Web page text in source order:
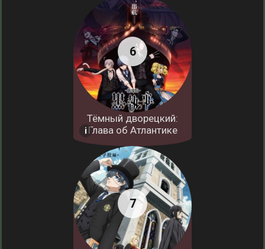
Тёмный дворецкий:
Глава об Атлантике